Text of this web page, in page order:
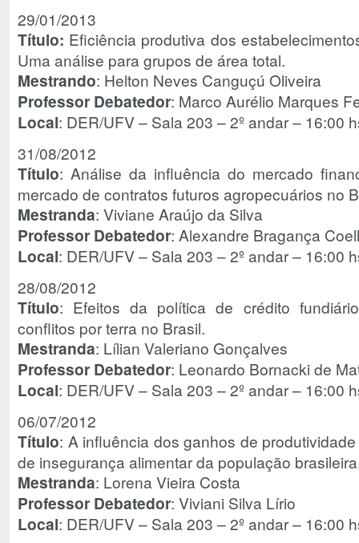
29/01/2013
Título: Eficiência produtiva dos
Uma análise para grupos de área total.
Mestrando: Helton Neves Canguçú Oliveira
Professor Debatedor: Marco Aurélio Marques
Local: DER/UFV – Sala 203 – 2º andar – 16:00
31/08/2012
Título: Análise da influência do mercado
mercado de contratos futuros agropecuários no
Mestranda: Viviane Araújo da Silva
Professor Debatedor: Alexandre Bragança
Local: DER/UFV – Sala 203 – 2º andar – 16:00
28/08/2012
Título: Efeitos da política de crédito
conflitos por terra no Brasil.
Mestranda: Lílian Valeriano Gonçalves
Professor Debatedor: Leonardo Bornacki de
Local: DER/UFV – Sala 203 – 2º andar – 16:00
06/07/2012
Título: A influência dos ganhos de
de insegurança alimentar da população
Mestranda: Lorena Vieira Costa
Professor Debatedor: Viviani Silva Lírio
Local: DER/UFV – Sala 203 – 2º andar – 16:00